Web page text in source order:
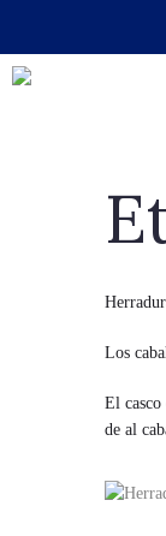
Los
El casco
de al